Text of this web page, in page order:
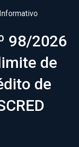
Informativo
98/2026
de
de